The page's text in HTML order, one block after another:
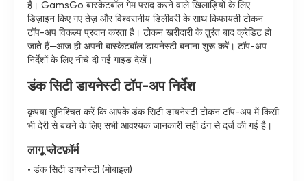
है। GamsGo बास्केटबॉल गेम पसंद करने वाले खिलाड़ियों के लिए
डिज़ाइन किए गए तेज़ और विश्वसनीय डिलीवरी के साथ किफायती टोकन
टॉप-अप विकल्प प्रदान करता है। टोकन खरीदारी के तुरंत बाद क्रेडिट हो
जाते हैं—आज ही अपनी बास्केटबॉल डायनेस्टी बनाना शुरू करें। टॉप-अप
निर्देशों के लिए नीचे दी गई गाइड देखें।
डंक सिटी डायनेस्टी टॉप-अप निर्देश
कृपया सुनिश्चित करें कि आपके डंक सिटी डायनेस्टी टोकन टॉप-अप में किसी
भी देरी से बचने के लिए सभी आवश्यक जानकारी सही ढंग से दर्ज की गई है।
लागू प्लेटफ़ॉर्म
• डंक सिटी डायनेस्टी (मोबाइल)